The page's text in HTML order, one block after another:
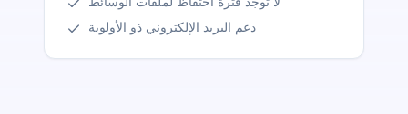
دعم البريد الإلكتروني ذو الأولوية